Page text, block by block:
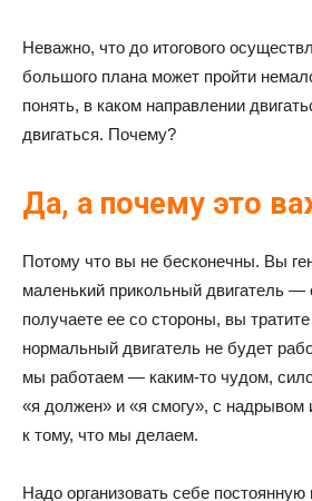
Неважно, что до итогового
большого плана может пройти
понять, в каком направлении
двигаться. Почему?
Да, а почему это
Потому что вы не бесконечны. Вы
маленький прикольный двигатель —
получаете ее со стороны, вы
нормальный двигатель не будет
мы работаем — каким-то чудом,
«я должен» и «я смогу», с
к тому, что мы делаем.
Надо организовать себе